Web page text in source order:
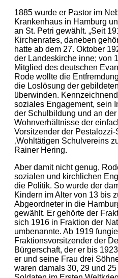
1885 wurde er Pastor im
Krankenhaus in Hamburg
an St. Petri gewählt. „Seit
Kirchenrates, daneben
hatte ab dem 27. Oktober
der Landeskirche inne; von
Mitglied des deutschen
Rode wollte die
die Loslösung der
überwinden.
soziales Engagement, sein
der Schulbildung und an
Wohnverhältnisse der
Vorsitzender der
‚Wohltätigen Schulvereins
Rainer Hering.
Aber damit nicht genug,
sozialen und kirchlichen
die Politik. So wurde der
Kindern im Alter von 13 bis
Abgeordneter in die
gewählt. Er gehörte der
sich 1916 in Fraktion der
umbenannte. Ab 1919
Fraktionsvorsitzender der
Bürgerschaft, der er bis
er und seine Frau drei
waren damals 30, 29 und